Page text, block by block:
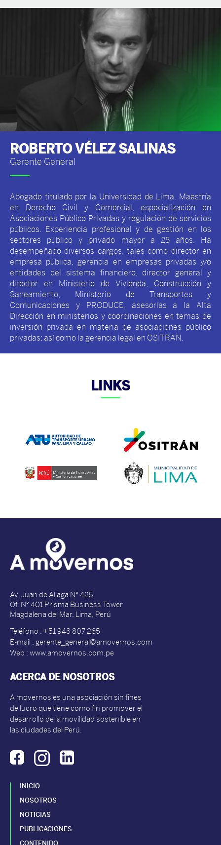
ROBERTO VÉLEZ SALINAS
Gerente General
Abogado titulado por la Universidad de Lima. Maestría
en Derecho Civil y Comercial, especialización en
Asociaciones Público Privadas y regulación de servicios
públicos. Experiencia profesional y de gestión en los
sectores público y privado mayor a 25 años. Ha
desempeñado diversos cargos, tales como director en
empresa pública, gerencia en empresas privadas y/o
entidades del sistema financiero, director general y
director en Ministerio de Vivienda, Construcción y
Saneamiento, Ministerio de Transportes y
Comunicaciones y PRODUCE, asesorías a la Alta
Dirección en ministerios y coordinaciones en temas de
inversión privada en materia de asociaciones público
privadas; así como la gerencia legal en OSITRAN.
LINKS
Av. Juan de Aliaga N° 425
Of. N° 401 Prisma Business Tower
Magdalena del Mar, Lima, Perú
Teléfono : +51 943 807 265
E-mail : gerente_general@amovernos.com
Web : www.amovernos.com.pe
ACERCA DE NOSOTROS
A movernos es una asociación sin fines
de lucro que tiene como fin promover el
desarrollo de la movilidad sostenible en
las ciudades del Perú.
INICIO
NOSOTROS
NOTICIAS
PUBLICACIONES
CONTENIDO